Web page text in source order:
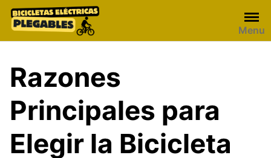
Skip
Menu
Razones
Principales para
Elegir la Bicicleta